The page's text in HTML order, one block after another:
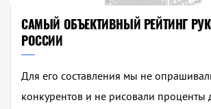
САМЫЙ ОБЪЕКТИВНЫЙ РЕЙТИНГ
РОССИИ
Для его составления мы не
конкурентов и не рисовали проценты